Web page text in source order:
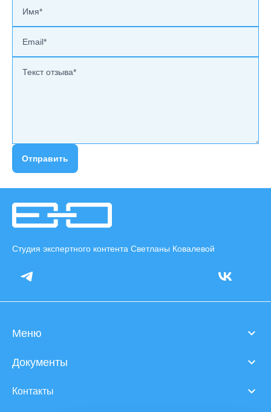
Отправить
Студия экспертного контента Светланы Ковалевой
Меню
Документы
Контакты